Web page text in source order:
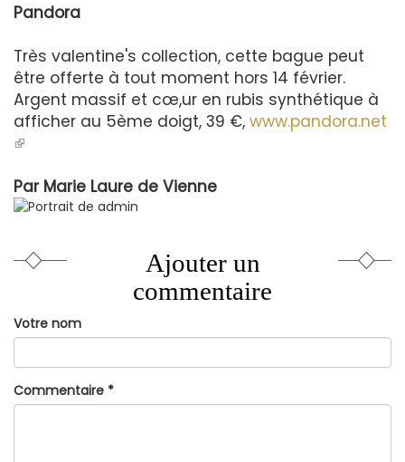
Pandora
Très valentine's collection, cette bague peut
être offerte à tout moment hors 14 février.
Argent massif et cœ,ur en rubis synthétique à
afficher au 5ème doigt, 39 €, www.pandora.net
(le
est
externe)
Par Marie Laure de Vienne
Ajouter un
commentaire
Votre nom
Commentaire *